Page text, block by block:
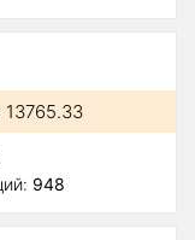
13765.33
948